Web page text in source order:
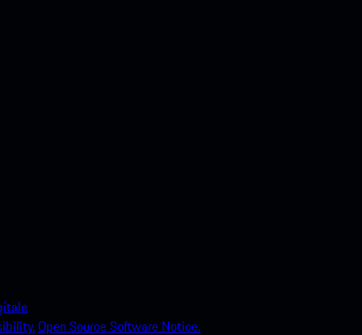
Open Source Software Notice.